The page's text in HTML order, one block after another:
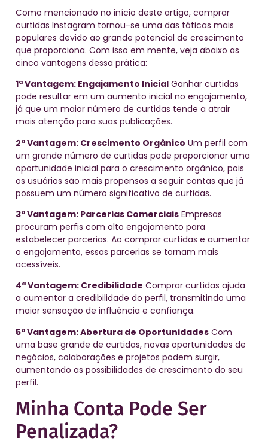
Como mencionado no início deste artigo, comprar
curtidas Instagram tornou-se uma das táticas mais
populares devido ao grande potencial de crescimento
que proporciona. Com isso em mente, veja abaixo as
cinco vantagens dessa prática:
1ª Vantagem: Engajamento Inicial Ganhar curtidas
pode resultar em um aumento inicial no engajamento,
já que um maior número de curtidas tende a atrair
mais atenção para suas publicações.
2ª Vantagem: Crescimento Orgânico Um perfil com
um grande número de curtidas pode proporcionar uma
oportunidade inicial para o crescimento orgânico, pois
os usuários são mais propensos a seguir contas que já
possuem um número significativo de curtidas.
3ª Vantagem: Parcerias Comerciais Empresas
procuram perfis com alto engajamento para
estabelecer parcerias. Ao comprar curtidas e aumentar
o engajamento, essas parcerias se tornam mais
acessíveis.
4ª Vantagem: Credibilidade Comprar curtidas ajuda
a aumentar a credibilidade do perfil, transmitindo uma
maior sensação de influência e confiança.
5ª Vantagem: Abertura de Oportunidades Com
uma base grande de curtidas, novas oportunidades de
negócios, colaborações e projetos podem surgir,
aumentando as possibilidades de crescimento do seu
perfil.
Minha Conta Pode Ser
Penalizada?